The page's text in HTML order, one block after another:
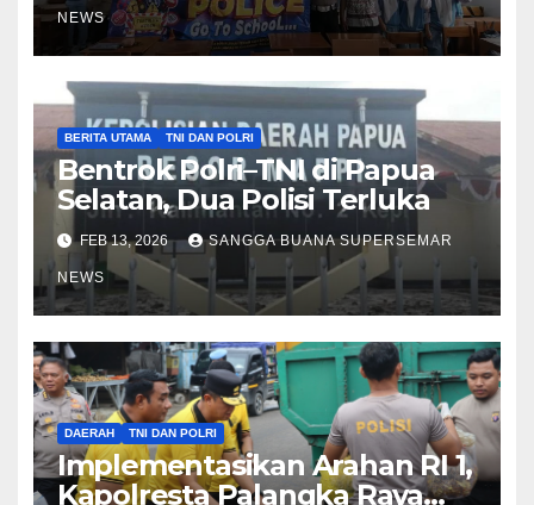
NEWS
BERITA UTAMA TNI DAN POLRI
Bentrok Polri–TNI di Papua
Selatan, Dua Polisi Terluka
FEB 13, 2026 SANGGA BUANA SUPERSEMAR
NEWS
DAERAH TNI DAN POLRI
Implementasikan Arahan RI 1,
Kapolresta Palangka Raya